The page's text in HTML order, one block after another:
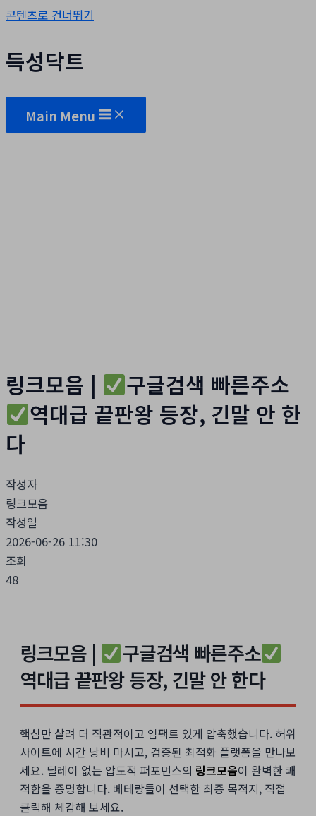
콘텐츠로 건너뛰기
득성닥트
Main Menu
링크모음 |
구글검색 빠른주소
역대급 끝판왕 등장, 긴말 안 한
다
작성자
링크모음
작성일
2026-06-26 11:30
조회
48
링크모음 |
구글검색 빠른주소
역대급 끝판왕 등장, 긴말 안 한다
핵심만 살려 더 직관적이고 임팩트 있게 압축했습니다. 허위
사이트에 시간 낭비 마시고, 검증된 최적화 플랫폼을 만나보
세요. 딜레이 없는 압도적 퍼포먼스의 링크모음이 완벽한 쾌
적함을 증명합니다. 베테랑들이 선택한 최종 목적지, 직접
클릭해 체감해 보세요.